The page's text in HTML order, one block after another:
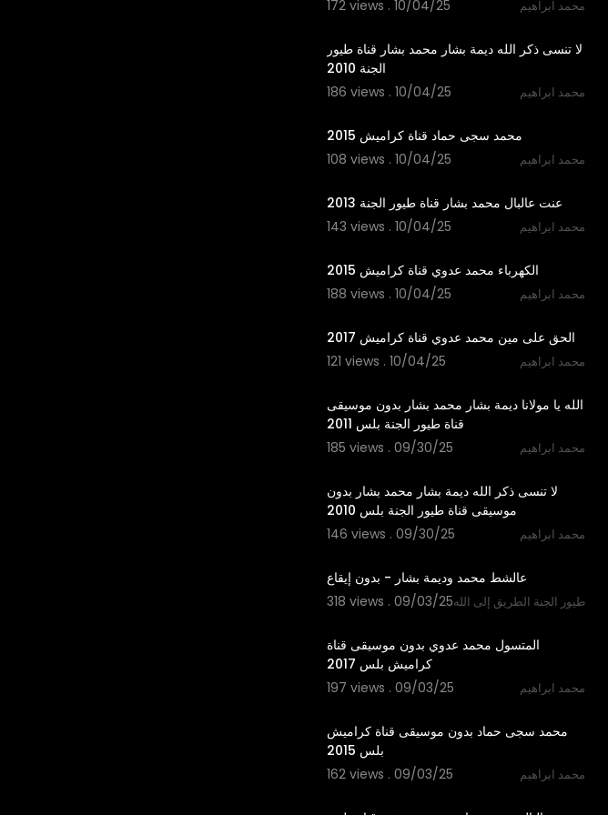
172 views . 10/04/25
محمد ابراهيم
لا تنسى ذكر الله ديمة بشار محمد بشار قناة طيور
الجنة 2010
186 views . 10/04/25
محمد ابراهيم
محمد سجى حماد قناة كراميش 2015
108 views . 10/04/25
محمد ابراهيم
عنت عالبال محمد بشار قناة طيور الجنة 2013
143 views . 10/04/25
محمد ابراهيم
الكهرباء محمد عدوي قناة كراميش 2015
188 views . 10/04/25
محمد ابراهيم
الحق على مين محمد عدوي قناة كراميش 2017
121 views . 10/04/25
محمد ابراهيم
الله يا مولانا ديمة بشار محمد بشار بدون موسيقى
قناة طيور الجنة بلس 2011
185 views . 09/30/25
محمد ابراهيم
لا تنسى ذكر الله ديمة بشار محمد بشار بدون
موسيقى قناة طيور الجنة بلس 2010
146 views . 09/30/25
محمد ابراهيم
عالشط محمد وديمة بشار - بدون إيقاع
318 views . 09/03/25طيور الجنة الطريق إلى الله
المتسول محمد عدوي بدون موسيقى قناة
كراميش بلس 2017
197 views . 09/03/25
محمد ابراهيم
محمد سجى حماد بدون موسيقى قناة كراميش
بلس 2015
162 views . 09/03/25
محمد ابراهيم